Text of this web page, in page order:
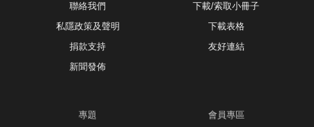
聯絡我們
私隱政策及聲明
捐款支持
新聞發佈
下載/索取小冊子
下載表格
友好連結
專題 會員專區